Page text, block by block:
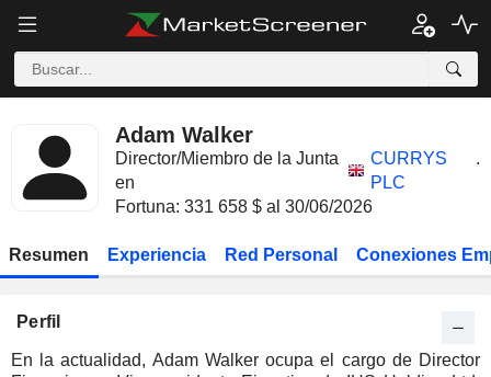
Adam Walker
Director/Miembro de la Junta
en
CURRYS
PLC
.
Fortuna: 331 658 $ al 30/06/2026
Resumen Experiencia Red Personal Conexiones
Perfil
En la actualidad, Adam Walker ocupa el cargo de Director